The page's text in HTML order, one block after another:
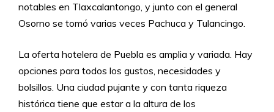
notables en Tlaxcalantongo, y junto con el general
Osorno se tomó varias veces Pachuca y Tulancingo.
La oferta hotelera de Puebla es amplia y variada. Hay
opciones para todos los gustos, necesidades y
bolsillos. Una ciudad pujante y con tanta riqueza
histórica tiene que estar a la altura de los